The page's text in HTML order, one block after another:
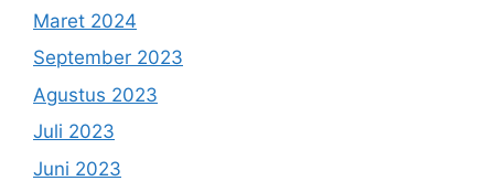
Maret 2024
September 2023
Agustus 2023
Juli 2023
Juni 2023